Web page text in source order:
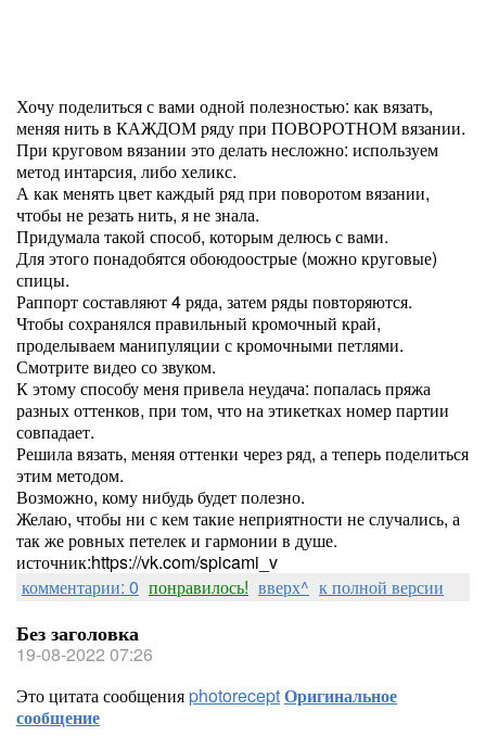
Хочу поделиться с вами одной полезностью: как вязать,
меняя нить в КАЖДОМ ряду при ПОВОРОТНОМ вязании.
При круговом вязании это делать несложно: используем
метод интарсия, либо хеликс.
А как менять цвет каждый ряд при поворотом вязании,
чтобы не резать нить, я не знала.
Придумала такой способ, которым делюсь с вами.
Для этого понадобятся обоюдоострые (можно круговые)
спицы.
Раппорт составляют 4 ряда, затем ряды повторяются.
Чтобы сохранялся правильный кромочный край,
проделываем манипуляции с кромочными петлями.
Смотрите видео со звуком.
К этому способу меня привела неудача: попалась пряжа
разных оттенков, при том, что на этикетках номер партии
совпадает.
Решила вязать, меняя оттенки через ряд, а теперь поделиться
этим методом.
Возможно, кому нибудь будет полезно.
Желаю, чтобы ни с кем такие неприятности не случались, а
так же ровных петелек и гармонии в душе.
источник:https://vk.com/spicami_v
комментарии: 0 понравилось! вверх^ к полной версии
Без заголовка
19-08-2022 07:26
Это цитата сообщенияphotoreceptОригинальное
сообщение